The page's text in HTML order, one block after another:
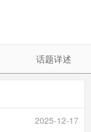
话题详述
2025-12-17